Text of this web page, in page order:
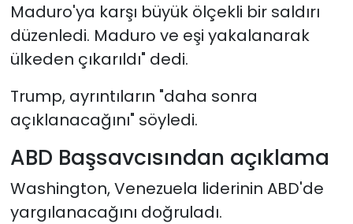
Maduro'ya karşı büyük ölçekli bir saldırı
düzenledi. Maduro ve eşi yakalanarak
ülkeden çıkarıldı" dedi.
Trump, ayrıntıların "daha sonra
açıklanacağını" söyledi.
ABD Başsavcısından açıklama
Washington, Venezuela liderinin ABD'de
yargılanacağını doğruladı.